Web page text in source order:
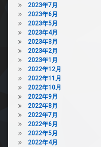
2023年7月
2023年6月
2023年5月
2023年4月
2023年3月
2023年2月
2023年1月
2022年12月
2022年11月
2022年10月
2022年9月
2022年8月
2022年7月
2022年6月
2022年5月
2022年4月